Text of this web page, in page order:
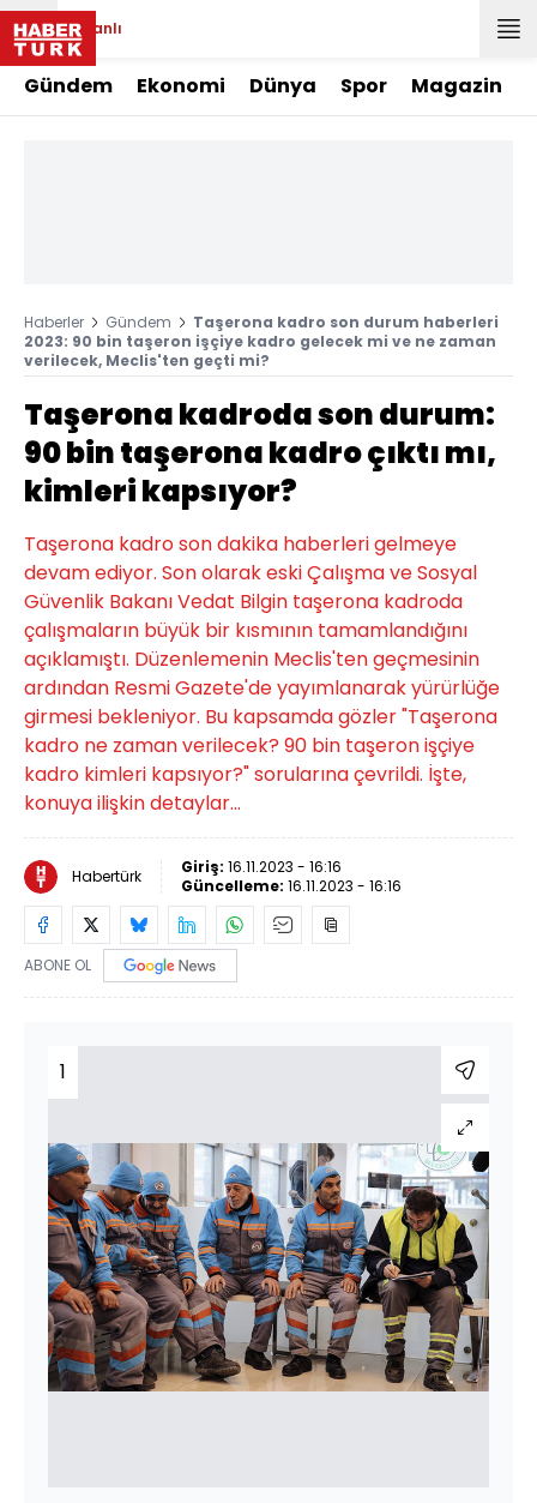
Canlı
Gündem Ekonomi Dünya Spor Magazin
Haberler Gündem
Taşerona kadro son durum haberleri
2023: 90 bin taşeron işçiye kadro gelecek mi ve ne zaman
verilecek, Meclis'ten geçti mi?
Taşerona kadroda son durum:
90 bin taşerona kadro çıktı mı,
kimleri kapsıyor?
Taşerona kadro son dakika haberleri gelmeye
devam ediyor. Son olarak eski Çalışma ve Sosyal
Güvenlik Bakanı Vedat Bilgin taşerona kadroda
çalışmaların büyük bir kısmının tamamlandığını
açıklamıştı. Düzenlemenin Meclis'ten geçmesinin
ardından Resmi Gazete'de yayımlanarak yürürlüğe
girmesi bekleniyor. Bu kapsamda gözler "Taşerona
kadro ne zaman verilecek? 90 bin taşeron işçiye
kadro kimleri kapsıyor?" sorularına çevrildi. İşte,
konuya ilişkin detaylar...
Habertürk Giriş: 16.11.2023 - 16:16
Güncelleme: 16.11.2023 - 16:16
ABONE OL
1